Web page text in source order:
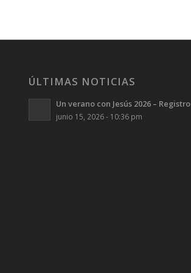
ÚLTIMAS NOTICIAS
Un verano con Jesús 2026 – Registro
junio 15, 2026 - 10:36 pm